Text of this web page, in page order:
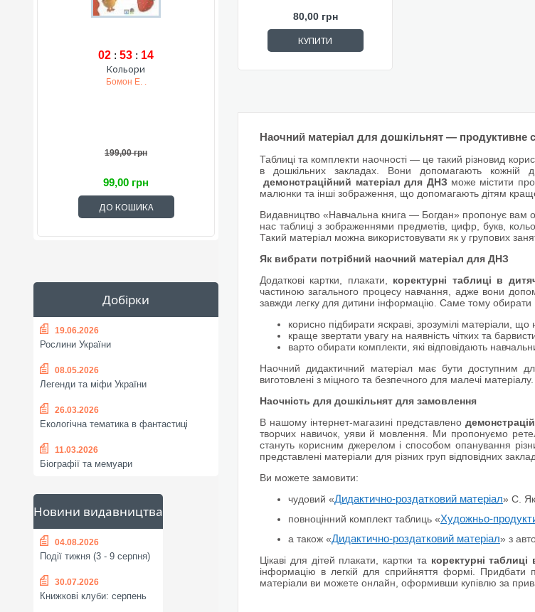
02 : 53 : 13
Кольори
Бомон Е. .
199,00 грн
99,00 грн
ДО КОШИКА
Добірки
19.06.2026
Рослини України
08.05.2026
Легенди та міфи України
26.03.2026
Екологічна тематика в фантастиці
11.03.2026
Біографії та мемуари
Новини видавництва
04.08.2026
Події тижня (3 - 9 серпня)
30.07.2026
Книжкові клуби: серпень
80,00 грн
КУПИТИ
Наочний матеріал для дошкільнят — продуктивне
Таблиці та комплекти наочності — це такий різновид
в дошкільних закладах. Вони допомагають кожній
демонстраційний матеріал для ДНЗ може містити
малюнки та інші зображення, що допомагають дітям
Видавництво «Навчальна книга — Богдан» пропонує
нас таблиці з зображеннями предметів, цифр, букв,
Такий матеріал можна використовувати як у групових
Як вибрати потрібний наочний матеріал для ДНЗ
Додаткові картки, плакати, коректурні таблиці в
частиною загального процесу навчання, адже вони
завжди легку для дитини інформацію. Саме тому обирати
корисно підбирати яскраві, зрозумілі матеріали, що
краще звертати увагу на наявність чітких та
варто обирати комплекти, які відповідають
Наочний дидактичний матеріал має бути доступним
виготовлені з міцного та безпечного для малечі матеріалу.
Наочність для дошкільнят для замовлення
В нашому інтернет-магазині представлено
творчих навичок, уяви й мовлення. Ми пропонуємо
стануть корисним джерелом і способом опанування
представлені матеріали для різних груп відповідних
Ви можете замовити:
чудовий «Дидактично-роздатковий матеріал» С.
повноцінний комплект таблиць «Художньо-
а також «Дидактично-роздатковий матеріал» з
Цікаві для дітей плакати, картки та коректурні
інформацію в легкій для сприйняття формі. Придбати
матеріали ви можете онлайн, оформивши купівлю за